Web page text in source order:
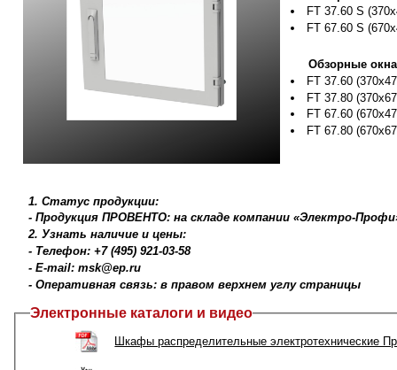
FT 37.60 S
FT 67.60 S
Обзорные окна
FT 37.60
FT 37.80
FT 67.60
FT 67.80
1. Статус продукции:
- Продукция ПРОВЕНТО: на складе компании «Электро-
2. Узнать наличие и цены:
- Телефон: +7 (495) 921-03-58
- E-mail: msk@ep.ru
- Оперативная связь: в правом верхнем углу страницы
Электронные каталоги и видео
Шкафы распределительные электротехнические